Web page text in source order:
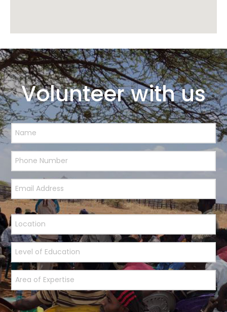
Volunteer with us